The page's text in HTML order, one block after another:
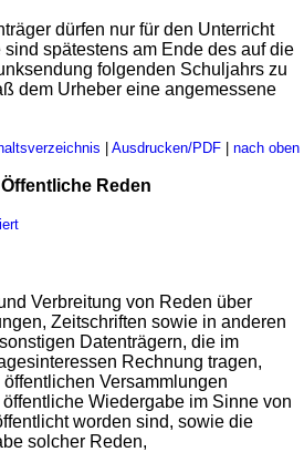
dürfen nur für den Unterricht
sind spätestens am Ende des auf die
folgenden Schuljahrs zu
dem Urheber eine angemessene
| Ausdrucken/PDF| nach oben
Reden
Verbreitung von Reden über
Zeitschriften sowie in anderen
Datenträgern, die im
Rechnung tragen,
Versammlungen
Wiedergabe im Sinne von
worden sind, sowie die
solcher Reden,